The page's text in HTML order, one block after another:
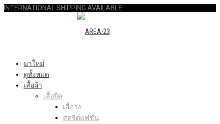
INTERNATIONAL SHIPPING AVAILABLE
มาใหม่
ดูทั้งหมด
เสื้อผ้า
เสื้อยืด
เสื้อวง
สตรีตแฟชัน